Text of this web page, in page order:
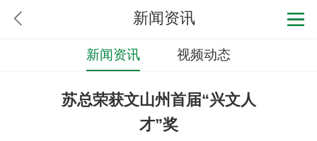
新闻资讯
新闻资讯 视频动态
苏总荣获文山州首届“兴文人
才”奖